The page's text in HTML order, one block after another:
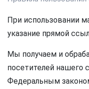
При использовании
указание прямой
Мы получаем и
посетителей нашего
Федеральным